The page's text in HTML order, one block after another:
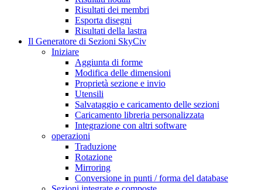
Risultati dei membri
Esporta disegni
Risultati della lastra
Il Generatore di Sezioni SkyCiv
Iniziare
Aggiunta di forme
Modifica delle dimensioni
Proprietà sezione e invio
Utensili
Salvataggio e caricamento delle sezioni
Caricamento libreria personalizzata
Integrazione con altri software
operazioni
Traduzione
Rotazione
Mirroring
Conversione in punti / forma del database